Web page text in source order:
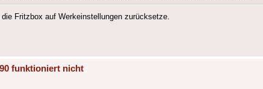
Fritzbox auf Werkeinstellungen zurücksetze.
funktioniert nicht